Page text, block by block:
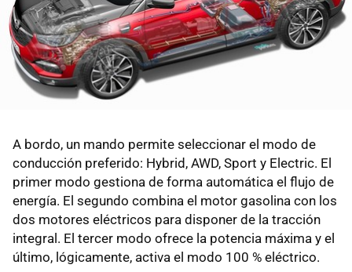
A bordo, un mando permite seleccionar el modo de
conducción preferido: Hybrid, AWD, Sport y Electric. El
primer modo gestiona de forma automática el flujo de
energía. El segundo combina el motor gasolina con los
dos motores eléctricos para disponer de la tracción
integral. El tercer modo ofrece la potencia máxima y el
último, lógicamente, activa el modo 100 % eléctrico.